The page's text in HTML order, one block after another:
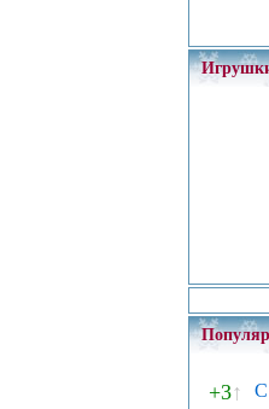
+3↑ С